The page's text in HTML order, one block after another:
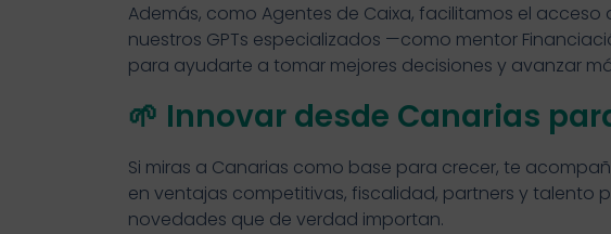
Además, como Agentes de Caixa, facilitamos el
nuestros GPTs especializados —como mentor
para ayudarte a tomar mejores decisiones y avanzar
🌱 Innovar desde Canarias
Si miras a Canarias como base para crecer, te
en ventajas competitivas, fiscalidad, partners y talento
novedades que de verdad importan.